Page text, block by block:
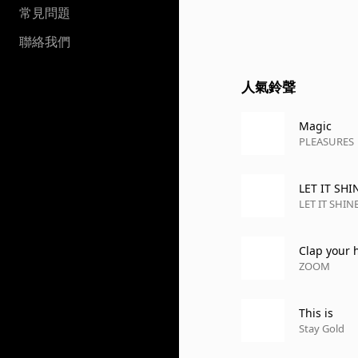
常見問題
聯絡我們
人氣鈴聲
Magic
PLEASURES
LET IT
LET IT
Clap your
ZOOM
This is
Stay Gold